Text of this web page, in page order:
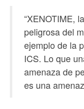
“XENOTIME,
peligrosa del
ejemplo de la
ICS. Lo que
amenaza de
es una